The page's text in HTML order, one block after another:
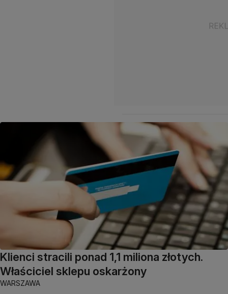
Klienci stracili ponad 1,1 miliona złotych.
Właściciel sklepu oskarżony
WARSZAWA